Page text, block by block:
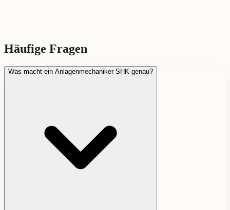
Häufige Fragen
Was macht ein Anlagenmechaniker SHK genau?